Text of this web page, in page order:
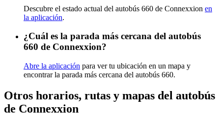
Descubre el estado actual del autobús 660 de Connexxion en
la aplicación.
¿Cuál es la parada más cercana del autobús
660 de Connexxion?
Abre la aplicación para ver tu ubicación en un mapa y
encontrar la parada más cercana del autobús 660.
Otros horarios, rutas y mapas del autobús
de Connexxion